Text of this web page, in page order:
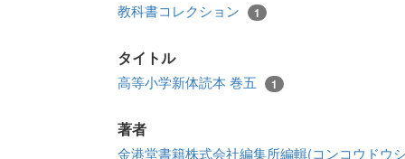
教科書コレクション 1
タイトル
高等小学新体読本 巻五 1
著者
金港堂書籍株式会社編集所編輯(コンコウドウ